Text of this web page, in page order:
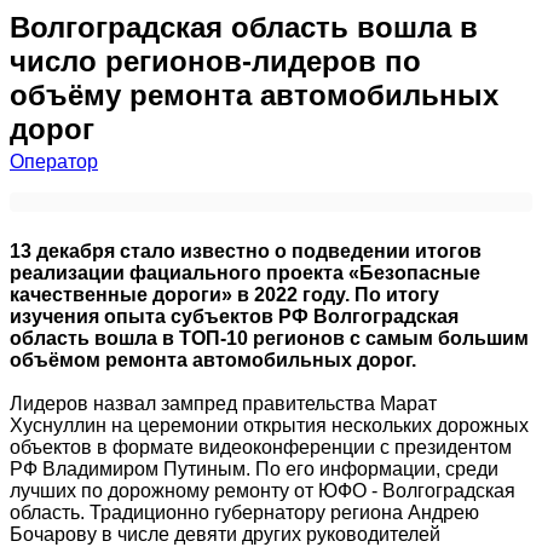
Волгоградская область вошла в
число регионов-лидеров по
объёму ремонта автомобильных
дорог
Оператор
13 декабря стало известно о подведении итогов
реализации фациального проекта «Безопасные
качественные дороги» в 2022 году. По итогу
изучения опыта субъектов РФ Волгоградская
область вошла в ТОП-10 регионов с самым большим
объёмом ремонта автомобильных дорог.
Лидеров назвал зампред правительства Марат
Хуснуллин на церемонии открытия нескольких дорожных
объектов в формате видеоконференции с президентом
РФ Владимиром Путиным. По его информации, среди
лучших по дорожному ремонту от ЮФО - Волгоградская
область. Традиционно губернатору региона Андрею
Бочарову в числе девяти других руководителей